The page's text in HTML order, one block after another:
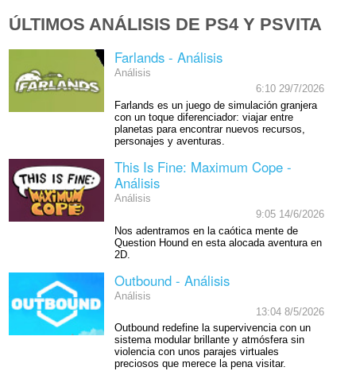
ÚLTIMOS ANÁLISIS DE PS4 Y PSVITA
Farlands - Análisis
Análisis
6:10 29/7/2026
Farlands es un juego de simulación granjera
con un toque diferenciador: viajar entre
planetas para encontrar nuevos recursos,
personajes y aventuras.
This Is Fine: Maximum Cope -
Análisis
Análisis
9:05 14/6/2026
Nos adentramos en la caótica mente de
Question Hound en esta alocada aventura en
2D.
Outbound - Análisis
Análisis
13:04 8/5/2026
Outbound redefine la supervivencia con un
sistema modular brillante y atmósfera sin
violencia con unos parajes virtuales
preciosos que merece la pena visitar.